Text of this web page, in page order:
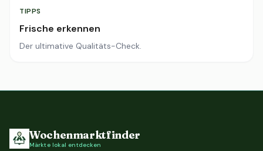
TIPPS
Frische erkennen
Der ultimative Qualitäts-Check.
Wochenmarktfinder
Märkte lokal entdecken